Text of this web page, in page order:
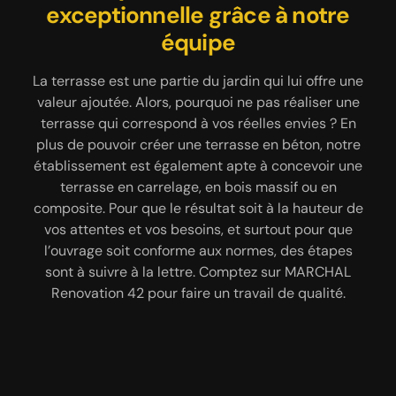
exceptionnelle grâce à notre
équipe
La terrasse est une partie du jardin qui lui offre une
valeur ajoutée. Alors, pourquoi ne pas réaliser une
terrasse qui correspond à vos réelles envies ? En
plus de pouvoir créer une terrasse en béton, notre
établissement est également apte à concevoir une
terrasse en carrelage, en bois massif ou en
composite. Pour que le résultat soit à la hauteur de
vos attentes et vos besoins, et surtout pour que
l’ouvrage soit conforme aux normes, des étapes
sont à suivre à la lettre. Comptez sur MARCHAL
Renovation 42 pour faire un travail de qualité.
maçonnerie qui respectent les
règles de l’art
Afin que votre maçonnerie soit bien solide et
conforme aux normes, nous veillerons à réaliser des
travaux respectueux des règles de l’art. Quelle que
soit la nature de votre projet, qu’il s’agisse d’un
chantier en construction, en rénovation ou d’un
agrandissement de maison, vous pouvez vous fier
aux qualifications de notre équipe d’artisans. Notre
entreprise de maçonnerie à Chirassimont fera en
sorte de choisir avec minutie la bonne technique
pour parvenir à un résultat satisfaisant et à la
hauteur de vos exigences. Confiez-nous votre
terrasse béton
Vous souhaitez installer une terrasse dans votre
espace extérieur pour profiter des beaux jours ?
Contactez l’entreprise de maçonnerie MARCHAL
Renovation 42 qui est un spécialiste en réalisation
de terrasse béton. Nous ne parlons pas ici de béton
brut, non. Vous avez tout à fait la possibilité de
personnaliser votre extérieur en choisissant un
béton décoratif, un béton désactivé, un béton lissé,
un béton lavé et plus encore. Quel que soit votre
choix, nous pouvons vous assurer que nos
interventions se feront dans un total respect des
règles de l’art.